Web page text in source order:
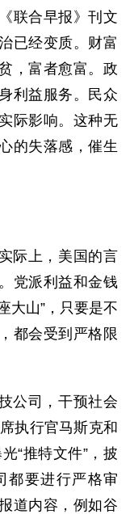
联合早报》刊文
已经变质。财富
，富者愈富。政
利益服务。民众
际影响。这种无
的失落感，催生
际上，美国的言
党派利益和金钱
大山”，只要是不
都会受到严格限
公司，干预社会
执行官马斯克和
“推特文件”，披
都要进行严格审
道内容，例如谷